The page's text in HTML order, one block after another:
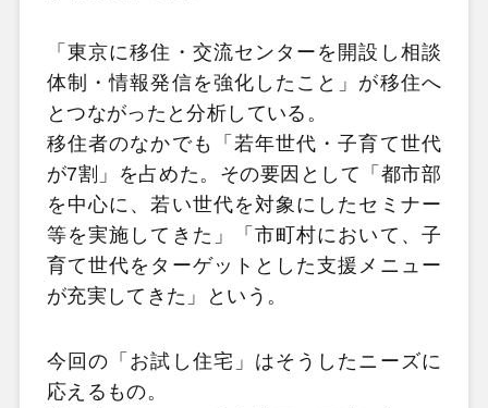
「東京に移住・交流センターを開設し相談
体制・情報発信を強化したこと」が移住へ
とつながったと分析している。
移住者のなかでも「若年世代・子育て世代
が7割」を占めた。その要因として「都市部
を中心に、若い世代を対象にしたセミナー
等を実施してきた」「市町村において、子
育て世代をターゲットとした支援メニュー
が充実してきた」という。
今回の「お試し住宅」はそうしたニーズに
応えるもの。